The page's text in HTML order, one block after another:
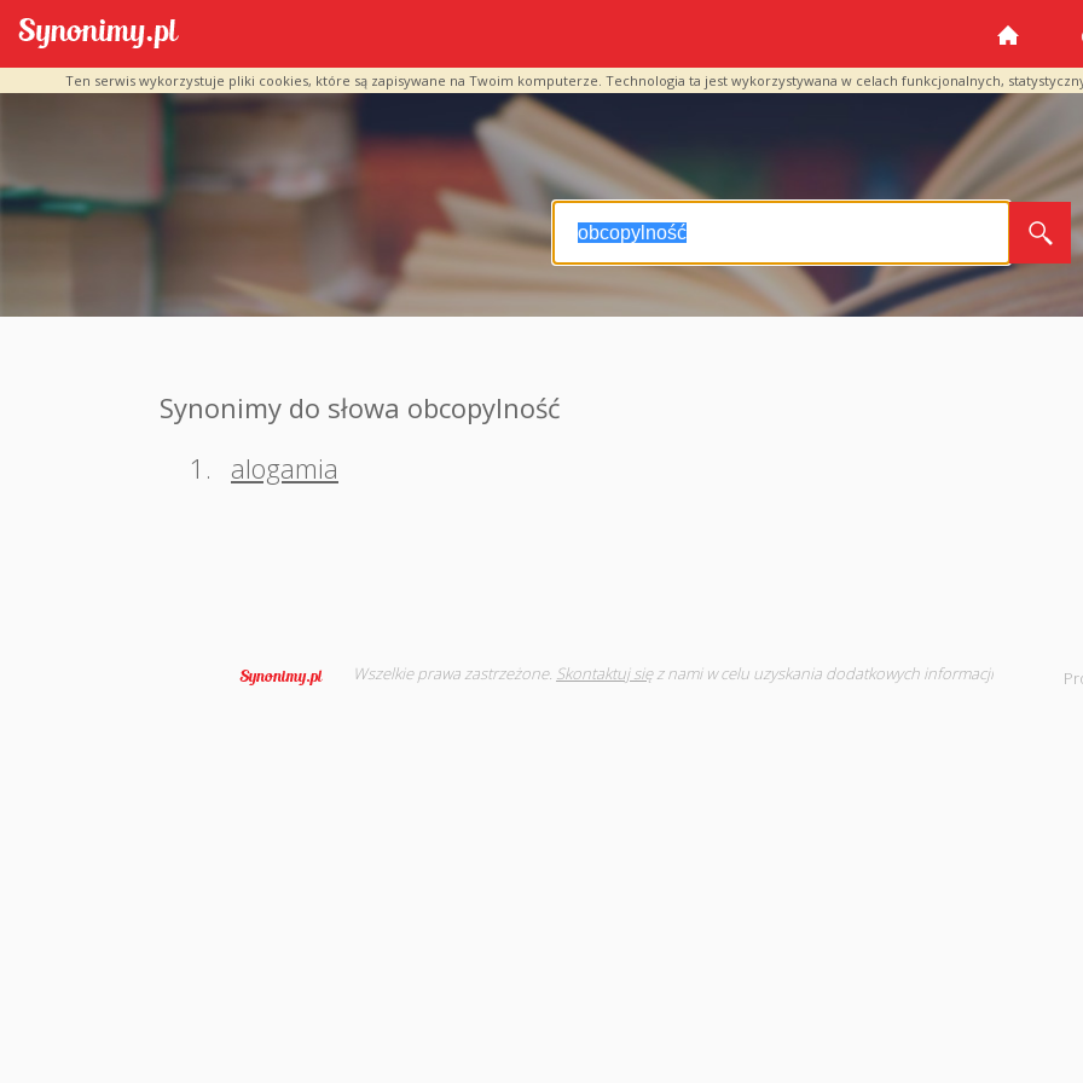
Ten serwis wykorzystuje pliki cookies, które są zapisywane na Twoim komputerze. Technologia ta jest wykorzystywana w celach funkcjonalnych,
Synonimy do słowa obcopylność
1.
alogamia
Wszelkie prawa zastrzeżone. Skontaktuj sięz nami w celu uzyskania dodatkowych informacji